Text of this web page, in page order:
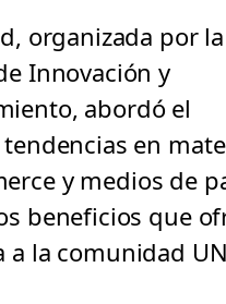
organizada por la
Innovación y
abordó el
en
y medios de
beneficios que
a la comunidad